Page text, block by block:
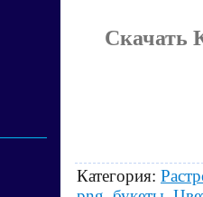
Скачать
Категория: